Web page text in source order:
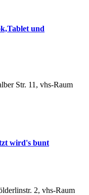
und
Str. 11, vhs-Raum
wird's bunt
2, vhs-Raum